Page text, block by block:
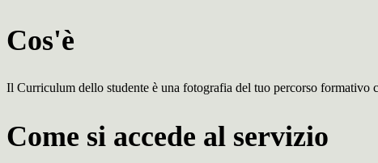
Cos'è
Il Curriculum dello studente è una fotografia del tuo percorso formativo
Come si accede al servizio